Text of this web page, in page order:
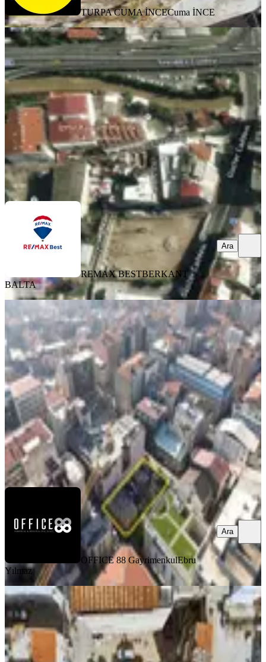
TURPA CUMA İNCECuma İNCE
12 Remax Best' Ten Satılık Arsa
Konak, Oğuzlar Mahallesi
80 m² ·68.750/m²·11.03.2026
5.500.000 ₺
REMAX BEST BERKANT BALTA
Ara
REMAX BESTBERKANT
BALTA
Ara
YOLA YAKIN
Konakta Otel İmarlı 635m2 Satılık
Arsa
Konak, İsmet Kaptan Mahallesi
635 m²
Parselli·307.087/m²·08.03.2026
195.000.000 ₺
OFFICE 88 GayrimenkulEbru Yılmaz
Ara
OFFICE 88 GayrimenkulEbru
Yılmaz
Ara
YOLA YAKIN
%6
Basmanede 200 M² 2 Kat İmarlı Arsa
Butik Otel Ticari Yatırı
Konak, Etiler Mahallesi
200 m²· Kanalizasyon, Parselli +1 ·72.500/m²·